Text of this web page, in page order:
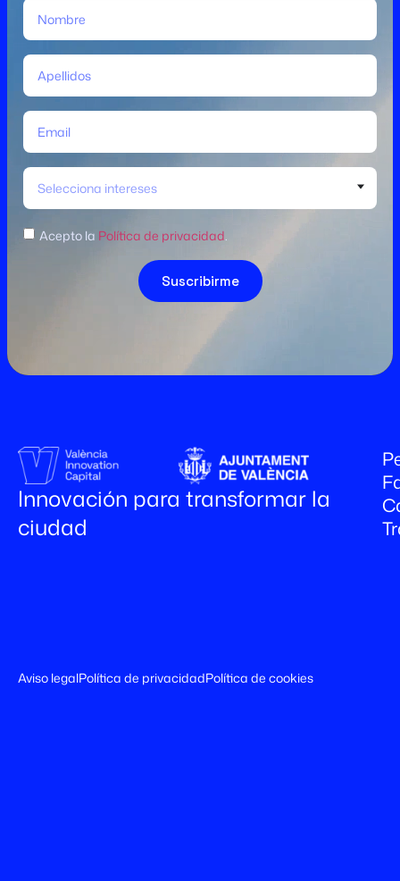
Selecciona intereses
Acepto la Política de privacidad
Suscribirme
Innovación para transformar la
ciudad
Aviso legalPolítica de privacidadPolítica de cookies